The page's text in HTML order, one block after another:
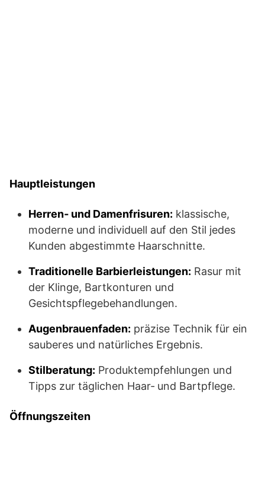
Hauptleistungen
Herren‑ und Damenfrisuren: klassische,
moderne und individuell auf den Stil jedes
Kunden abgestimmte Haarschnitte.
Traditionelle Barbierleistungen: Rasur mit
der Klinge, Bartkonturen und
Gesichtspflegebehandlungen.
Augenbrauenfaden: präzise Technik für ein
sauberes und natürliches Ergebnis.
Stilberatung: Produktempfehlungen und
Tipps zur täglichen Haar‑ und Bartpflege.
Öffnungszeiten